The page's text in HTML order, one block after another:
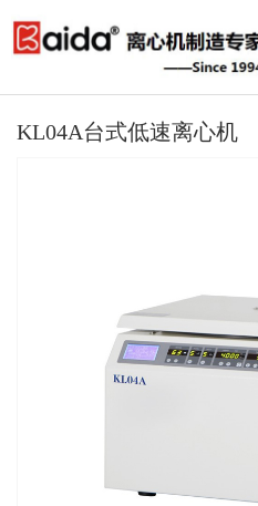
KL04A台式低速离心机